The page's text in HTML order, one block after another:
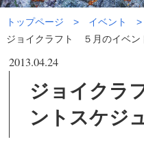
トップページ
イベント
ジョイクラフト ５月のイベン
2013.04.24
ジョイクラ
ントスケジ